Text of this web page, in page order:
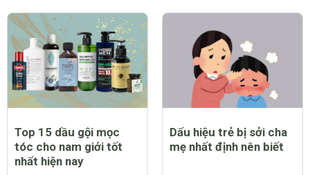
Top 15 dầu gội mọc
tóc cho nam giới tốt
nhất hiện nay
Dấu hiệu trẻ bị sởi cha
mẹ nhất định nên biết